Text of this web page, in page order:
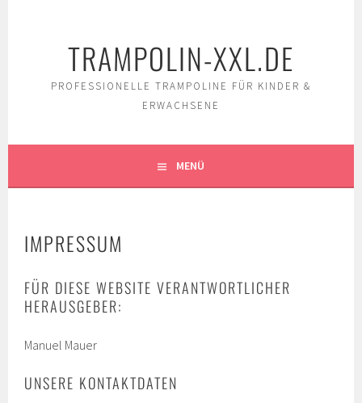
TRAMPOLIN-XXL.DE
PROFESSIONELLE TRAMPOLINE FÜR KINDER &
ERWACHSENE
MENÜ
IMPRESSUM
FÜR DIESE WEBSITE VERANTWORTLICHER
HERAUSGEBER:
Manuel Mauer
UNSERE KONTAKTDATEN